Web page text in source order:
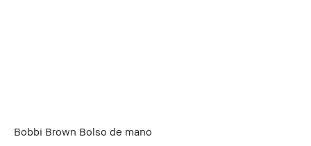
Bobbi Brown Bolso de mano